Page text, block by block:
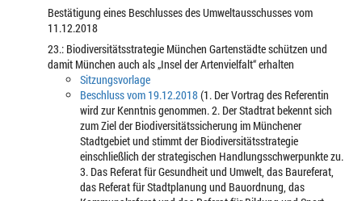
Bestätigung eines Beschlusses des Umweltausschusses vom
11.12.2018
23.: Biodiversitätsstrategie München Gartenstädte schützen und
damit München auch als „Insel der Artenvielfalt“ erhalten
Sitzungsvorlage
Beschluss vom 19.12.2018(1. Der Vortrag des Referentin
wird zur Kenntnis genommen. 2. Der Stadtrat bekennt sich
zum Ziel der Biodiversitätssicherung im Münchener
Stadtgebiet und stimmt der Biodiversitätsstrategie
einschließlich der strategischen Handlungsschwerpunkte zu.
3. Das Referat für Gesundheit und Umwelt, das Baureferat,
das Referat für Stadtplanung und Bauordnung, das